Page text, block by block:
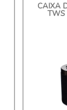
CAIXA
TWS